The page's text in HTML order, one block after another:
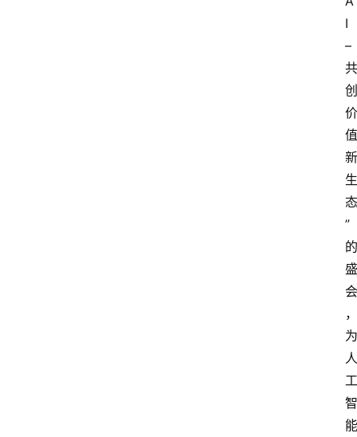
I
–
共
创
价
值
新
生
态
”
的
盛
会
，
为
人
工
智
能